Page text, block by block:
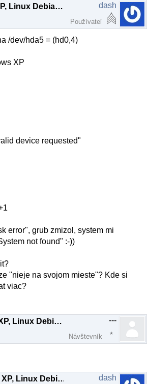
Re: Windows XP, Linux Debian a boot
dash
Používateľ
/dev/hda5 = (hd0,4)
XP
device requested"
error", grub zmizol, system mi
not found" :-))
"nieje na svojom mieste"? Kde si
viac?
Re: Windows XP, Linux Debian a boot
---
Návštevník
Re: Windows XP, Linux Debian a boot
dash